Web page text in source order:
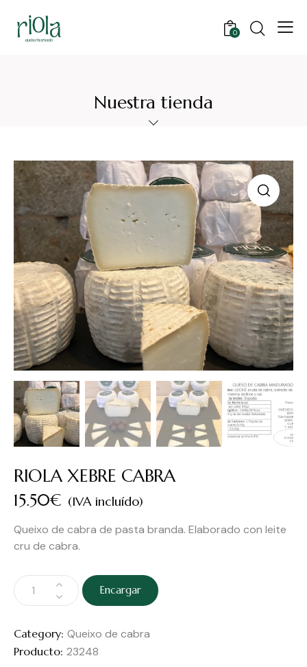
0
Nuestra tienda
RIOLA XEBRE CABRA
15.50€ (IVA incluído)
Queixo de cabra de pasta branda. Elaborado con leite
cru de cabra.
Encargar
Category: Queixo de cabra
Producto: 23248